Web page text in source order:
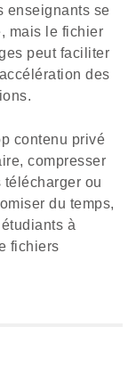
enseignants se
mais le fichier
peut faciliter
des
contenu privé
compresser
ou
du temps,
à
fichiers